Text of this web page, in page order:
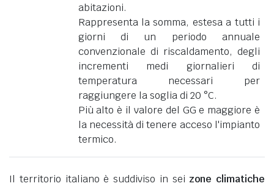
abitazioni.
Rappresenta la somma, estesa a tutti i
giorni di un periodo annuale
convenzionale di riscaldamento, degli
incrementi medi giornalieri di
temperatura necessari per
raggiungere la soglia di 20 °C.
Più alto è il valore del GG e maggiore è
la necessità di tenere acceso l'impianto
termico.
Il territorio italiano è suddiviso in sei zone climatiche